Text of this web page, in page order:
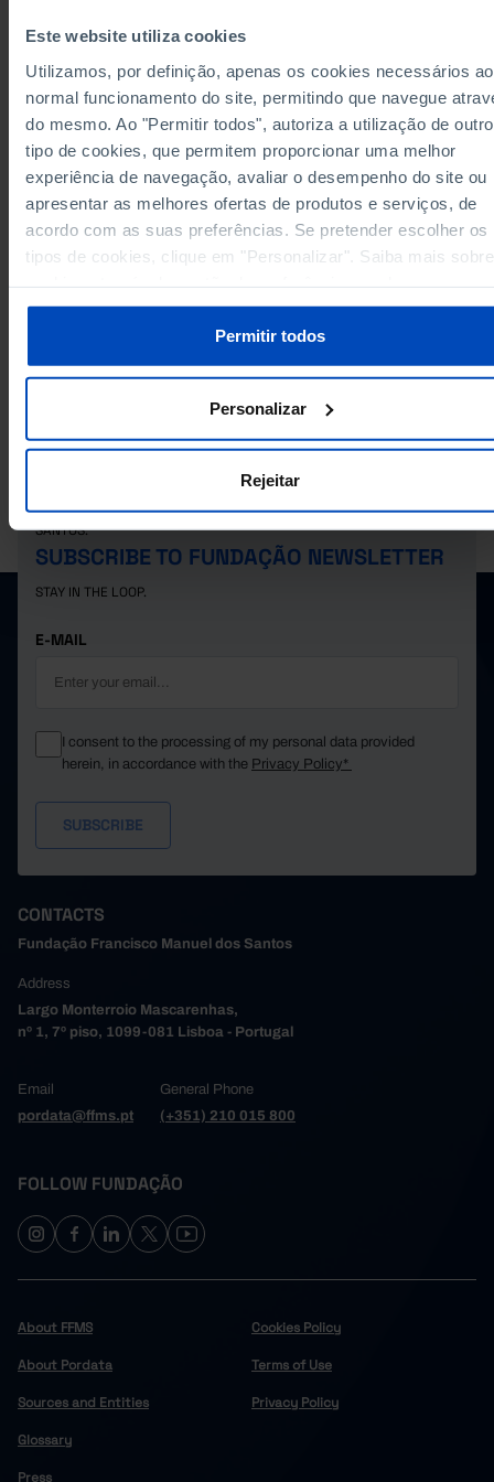
Este website utiliza cookies
Utilizamos, por definição, apenas os cookies necessários ao
normal funcionamento do site, permitindo que navegue
do mesmo. Ao "Permitir todos", autoriza a utilização de outro
tipo de cookies, que permitem proporcionar uma melhor
experiência de navegação, avaliar o desempenho do site ou
apresentar as melhores ofertas de produtos e serviços, de
acordo com as suas preferências. Se pretender escolher os
tipos de cookies, clique em "Personalizar". Saiba mais sobre
Política de Cookies.
Permitir todos
Personalizar
Rejeitar
Algarve
Região Autónoma dos Açores
0.48 Pro 0.41
0.00
Região Autónoma dos Açores
0.48 Pro 0.41
0.00
Região Autónoma da Madeira
0.36 Pro0.41
0.05
Data according to the 2024 version of the
Nomenclature of Territorial Units for Statistical
Purposes (NUTS). For data from the 2013 Version
NUTS II and III, updated to January 2024, see the
Excel archive file availablehere
Sources/Entities: INE, DGEEC/MECI, PORDATA
Last updated: 2026-01-20
PORDATA IS A PROJECT OF THE FUNDAÇÃO FRANCISCO MANUEL DOS
SANTOS.
SUBSCRIBE TO FUNDAÇÃO NEWSLETTER
STAY IN THE LOOP.
E-MAIL
I consent to the processing of my personal data provided
herein, in accordance with the Privacy Policy*
CONTACTS
Fundação Francisco Manuel dos Santos
Address
Largo Monterroio Mascarenhas,
nº 1, 7º piso, 1099-081 Lisboa - Portugal
Email
pordata@ffms.pt
General Phone
(+351) 210 015 800
FOLLOW FUNDAÇÃO
About FFMS
About Pordata
Sources and Entities
Glossary
Press
Cookies Policy
Terms of Use
Privacy Policy